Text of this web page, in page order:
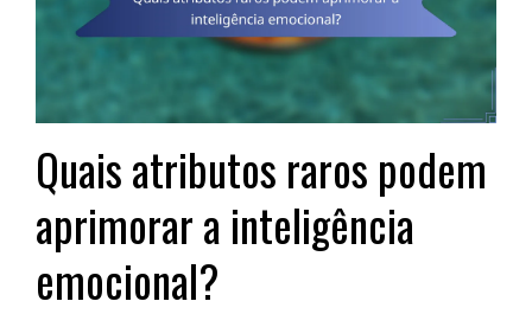
Quais atributos raros podem
aprimorar a inteligência
emocional?